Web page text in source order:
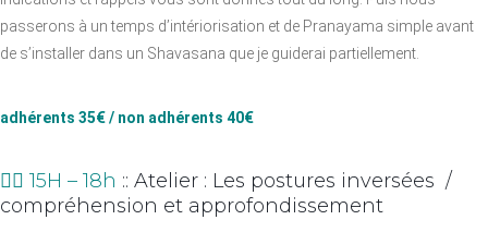
passerons à un temps d’intériorisation et de Pranayama simple avant
de s’installer dans un Shavasana que je guiderai partiellement.
adhérents 35€ / non adhérents 40€
👉🏼 15H – 18h :: Atelier : Les postures inversées /
compréhension et approfondissement